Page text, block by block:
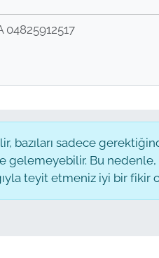
04825912517
bazıları sadece
Bu nedenle,
teyit etmeniz iyi bir fikir